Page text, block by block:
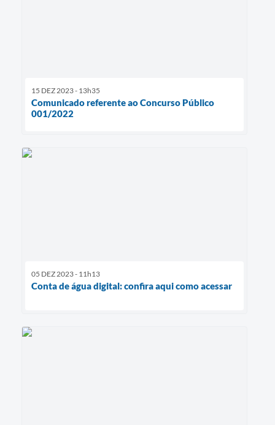
15 DEZ 2023 - 13h35
Comunicado referente ao Concurso Público
001/2022
05 DEZ 2023 - 11h13
Conta de água digital: confira aqui como acessar